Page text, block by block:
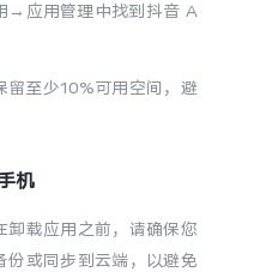
→应用管理中找到抖音 A
留至少10%可用空间，避
机
卸载应用之前，请确保您
份或同步到云端，以避免